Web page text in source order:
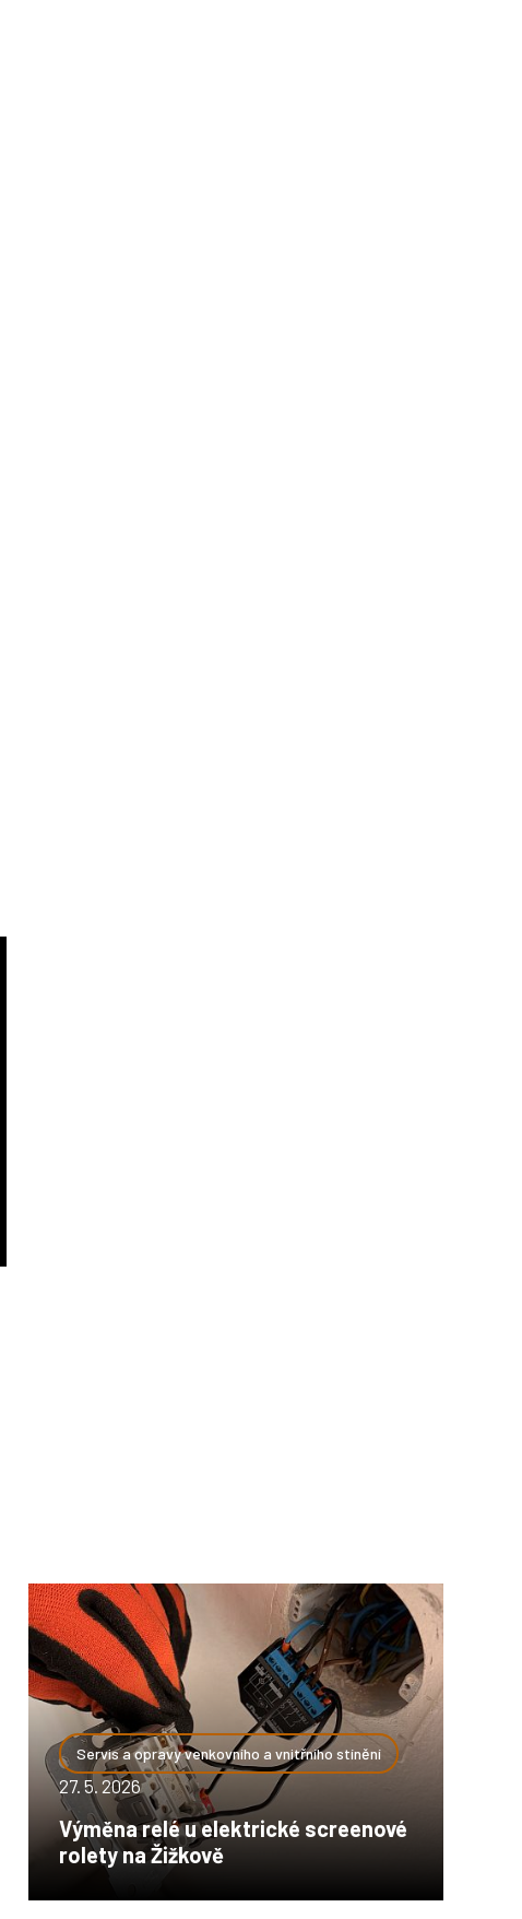
Servis a opravy venkovního a vnitřního stínění
27. 5. 2026
Výměna relé u elektrické screenové
rolety na Žižkově